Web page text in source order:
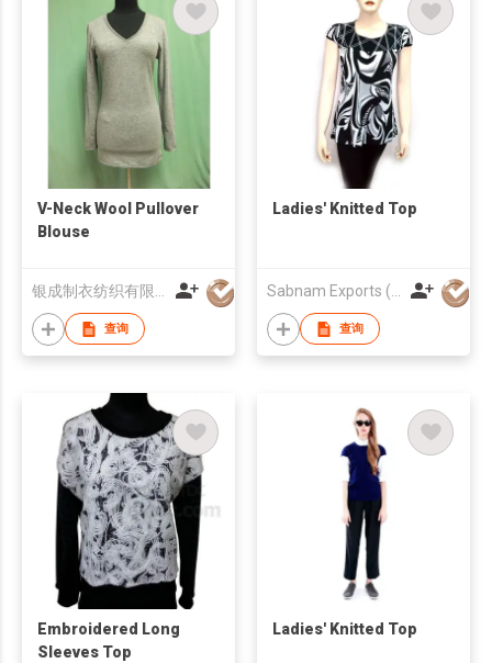
V-Neck Wool Pullover
Blouse
银成制衣纺织有限公司
查询
Ladies' Knitted Top
Sabnam Exports (P) Ltd
查询
Embroidered Long
Sleeves Top
Ladies' Knitted Top